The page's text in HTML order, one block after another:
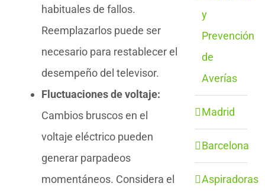
habituales de fallos.
Reemplazarlos puede ser
necesario para restablecer el
desempeño del televisor.
Fluctuaciones de voltaje:
Cambios bruscos en el
voltaje eléctrico pueden
generar parpadeos
momentáneos. Considera el
y
Prevención
de
Averías
Madrid
Barcelona
Aspiradoras